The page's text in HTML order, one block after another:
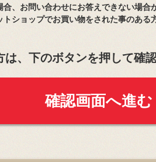
、お問い合わせにお答えできない場合
ショップでお買い物をされた事のある
は、下のボタンを押して確
確認画面へ進む